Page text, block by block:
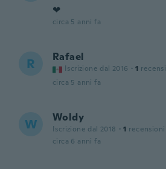
❤
circa 5 anni fa
R Rafael
Iscrizione dal 2016 · 1
circa 5 anni fa
W Woldy
Iscrizione dal 2018 · 1 recensioni
circa 6 anni fa